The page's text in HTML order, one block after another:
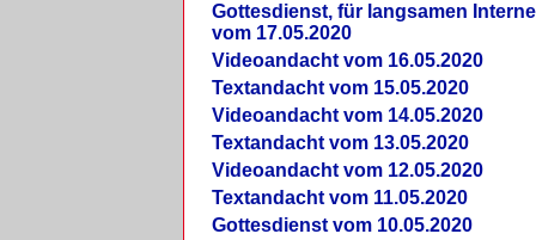
Gottesdienst, für langsamen
vom 17.05.2020
Videoandacht vom 16.05.2020
Textandacht vom 15.05.2020
Videoandacht vom 14.05.2020
Textandacht vom 13.05.2020
Videoandacht vom 12.05.2020
Textandacht vom 11.05.2020
Gottesdienst vom 10.05.2020